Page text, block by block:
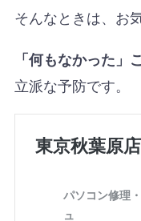
そんなときは、お
「何もなかった」
立派な予防です。